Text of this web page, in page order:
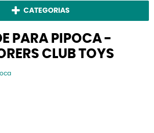
CATEGORIAS
PARA PIPOCA -
CLUB TOYS